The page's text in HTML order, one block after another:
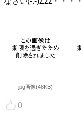
jpg画像(48KB)
0